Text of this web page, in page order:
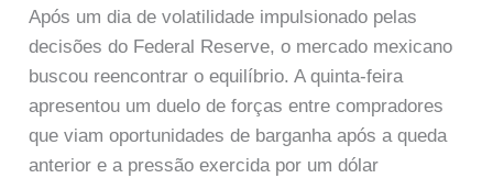
Após um dia de volatilidade impulsionado pelas
decisões do Federal Reserve, o mercado mexicano
buscou reencontrar o equilíbrio. A quinta-feira
apresentou um duelo de forças entre compradores
que viam oportunidades de barganha após a queda
anterior e a pressão exercida por um dólar